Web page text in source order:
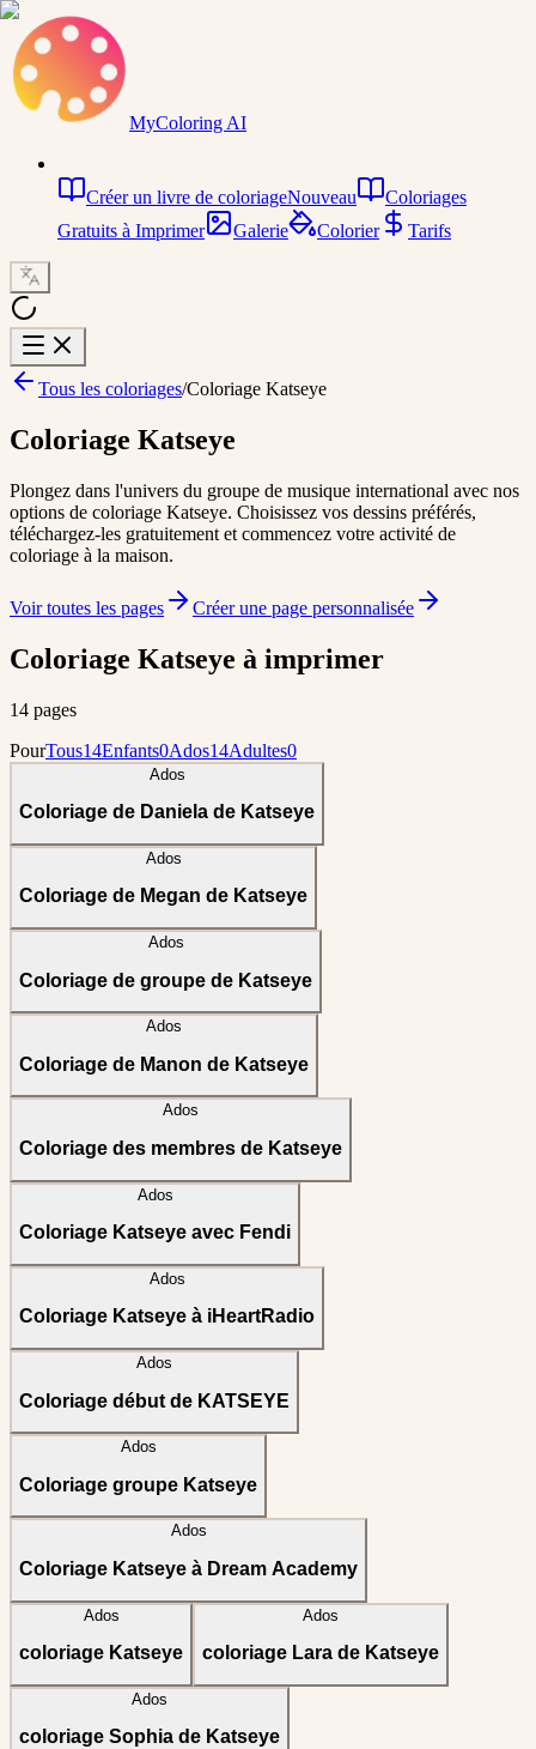
MyColoring AI
Créer un livre de coloriageNouveau
Coloriages
Gratuits à Imprimer
Galerie Colorier Tarifs
Tous les coloriages/Coloriage Katseye
Coloriage Katseye
Plongez dans l'univers du groupe de musique international avec nos
options de coloriage Katseye. Choisissez vos dessins préférés,
téléchargez-les gratuitement et commencez votre activité de
coloriage à la maison.
Voir toutes les pages Créer une page personnalisée
Coloriage Katseye à imprimer
14 pages
PourTous14Enfants0Ados14Adultes0
Ados
Coloriage de Daniela de Katseye
Ados
Coloriage de Megan de Katseye
Ados
Coloriage de groupe de Katseye
Ados
Coloriage de Manon de Katseye
Ados
Coloriage des membres de Katseye
Ados
Coloriage Katseye avec Fendi
Ados
Coloriage Katseye à iHeartRadio
Ados
Coloriage début de KATSEYE
Ados
Coloriage groupe Katseye
Ados
Coloriage Katseye à Dream Academy
Ados
coloriage Katseye
Ados
coloriage Lara de Katseye
Ados
coloriage Sophia de Katseye